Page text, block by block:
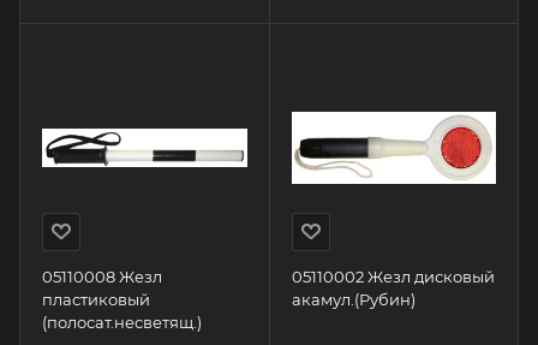
05110008 Жезл
пластиковый
(полосат.несветящ.)
05110002 Жезл дисковый
акамул.(Рубин)